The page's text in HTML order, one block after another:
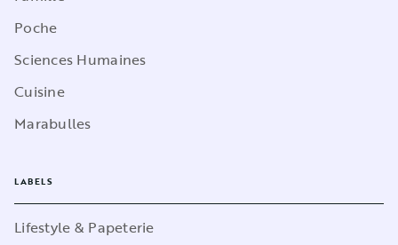
Poche
Sciences Humaines
Cuisine
Marabulles
LABELS
Lifestyle & Papeterie